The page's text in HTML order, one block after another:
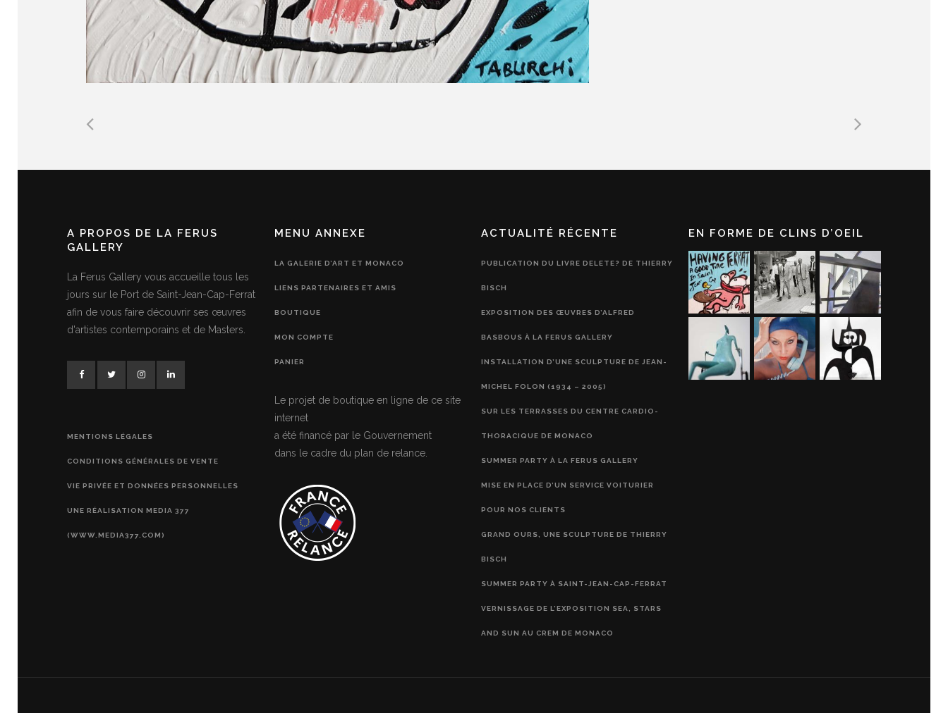
A PROPOS DE LA FERUS
GALLERY
La Ferus Gallery vous accueille tous les
jours sur le Port de Saint-Jean-Cap-Ferrat
afin de vous faire découvrir ses œuvres
d'artistes contemporains et de Masters.
MENTIONS LÉGALES
CONDITIONS GÉNÉRALES DE VENTE
VIE PRIVÉE ET DONNÉES PERSONNELLES
UNE RÉALISATION MEDIA 377
(WWW.MEDIA377.COM)
MENU ANNEXE
LA GALERIE D’ART ET MONACO
LIENS PARTENAIRES ET AMIS
BOUTIQUE
MON COMPTE
PANIER
Le projet de boutique en ligne de ce site
internet
a été financé par le Gouvernement
dans le cadre du plan de relance.
ACTUALITÉ RÉCENTE
PUBLICATION DU LIVRE DELETE? DE THIERRY
BISCH
EXPOSITION DES ŒUVRES D’ALFRED
BASBOUS À LA FERUS GALLERY
INSTALLATION D’UNE SCULPTURE DE JEAN-
MICHEL FOLON (1934 – 2005)
SUR LES TERRASSES DU CENTRE CARDIO-
THORACIQUE DE MONACO
SUMMER PARTY À LA FERUS GALLERY
MISE EN PLACE D’UN SERVICE VOITURIER
POUR NOS CLIENTS
GRAND OURS, UNE SCULPTURE DE THIERRY
BISCH
SUMMER PARTY À SAINT-JEAN-CAP-FERRAT
VERNISSAGE DE L’EXPOSITION SEA, STARS
AND SUN AU CREM DE MONACO
EN FORME DE CLINS D’OEIL